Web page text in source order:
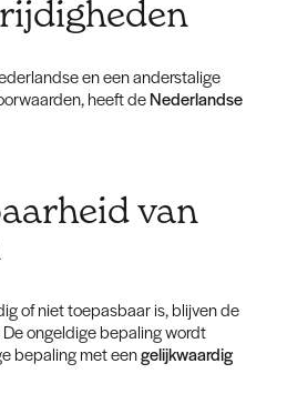
en een anderstalige
heeft deNederlandse
van
of niet toepasbaar is, blijven de
ongeldige bepaling wordt
bepaling met eengelijkwaardig